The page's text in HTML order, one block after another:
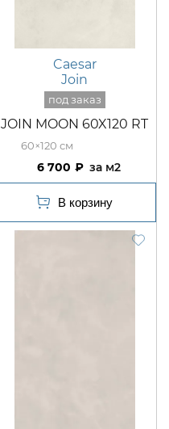
Caesar
Join
JOIN MOON 60X120 RT
60×120
6 700 м2